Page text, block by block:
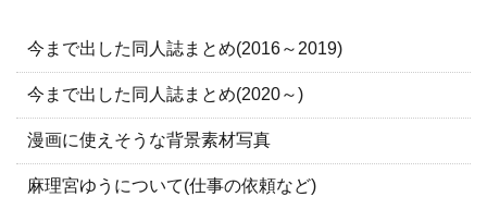
今まで出した同人誌まとめ(2016～2019)
今まで出した同人誌まとめ(2020～)
漫画に使えそうな背景素材写真
麻理宮ゆうについて(仕事の依頼など)